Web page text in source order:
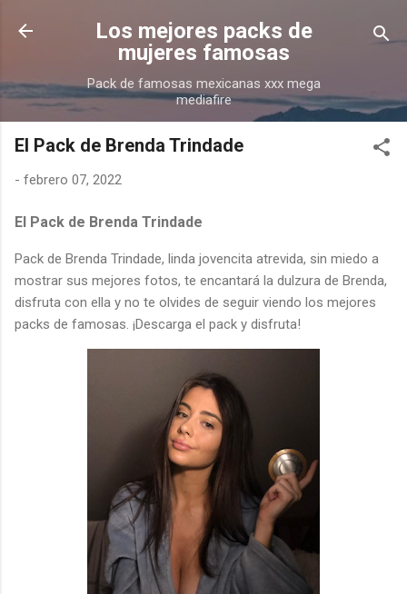
Ir al contenido principal
Los mejores packs de
mujeres famosas
Pack de famosas mexicanas xxx mega
mediafire
El Pack de Brenda Trindade
- febrero 07, 2022
El Pack de Brenda Trindade
Pack de Brenda Trindade, linda jovencita atrevida, sin miedo a
mostrar sus mejores fotos, te encantará la dulzura de Brenda,
disfruta con ella y no te olvides de seguir viendo los mejores
packs de famosas. ¡Descarga el pack y disfruta!